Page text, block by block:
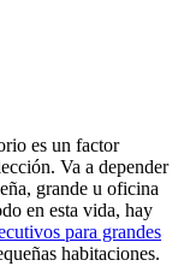
es un factor
Va a depender
grande u oficina
en esta vida, hay
para grandes
habitaciones.